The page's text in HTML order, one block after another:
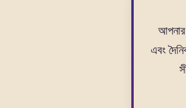
আপনার
এবং